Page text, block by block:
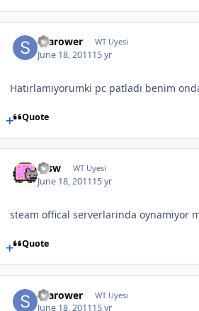
Scarower WT Uyesi
June 18, 201115 yr
Hatırlamıyorumki pc patladı benim
Quote
etsw WT Uyesi
June 18, 201115 yr
steam offical serverlarinda oynamiyor
Quote
Scarower WT Uyesi
June 18, 201115 yr